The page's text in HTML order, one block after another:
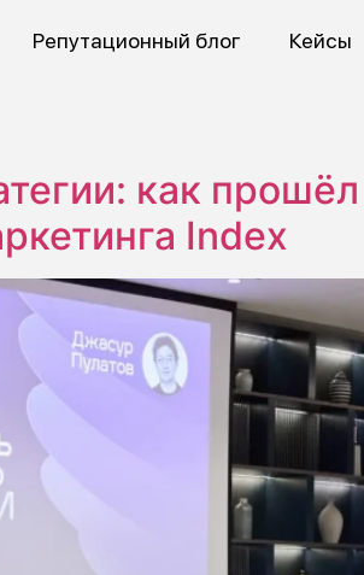
Репутационный блог Кейсы
как
Index